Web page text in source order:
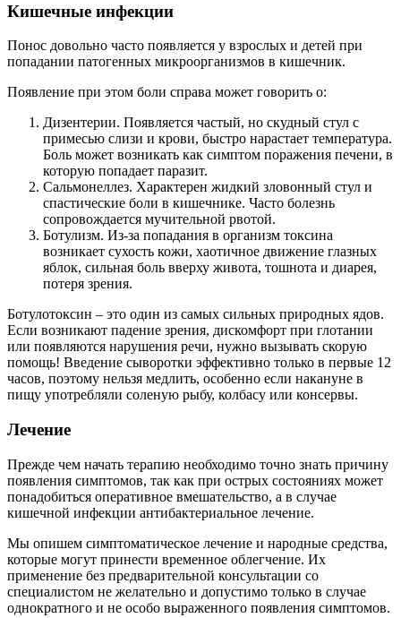
Кишечные инфекции
Понос довольно часто появляется у взрослых и детей при
попадании патогенных микроорганизмов в кишечник.
Появление при этом боли справа может говорить о:
Дизентерии. Появляется частый, но скудный стул с
примесью слизи и крови, быстро нарастает температура.
Боль может возникать как симптом поражения печени, в
которую попадает паразит.
Сальмонеллез. Характерен жидкий зловонный стул и
спастические боли в кишечнике. Часто болезнь
сопровождается мучительной рвотой.
Ботулизм. Из-за попадания в организм токсина
возникает сухость кожи, хаотичное движение глазных
яблок, сильная боль вверху живота, тошнота и диарея,
потеря зрения.
Ботулотоксин – это один из самых сильных природных ядов.
Если возникают падение зрения, дискомфорт при глотании
или появляются нарушения речи, нужно вызывать скорую
помощь! Введение сыворотки эффективно только в первые 12
часов, поэтому нельзя медлить, особенно если накануне в
пищу употребляли соленую рыбу, колбасу или консервы.
Лечение
Прежде чем начать терапию необходимо точно знать причину
появления симптомов, так как при острых состояниях может
понадобиться оперативное вмешательство, а в случае
кишечной инфекции антибактериальное лечение.
Мы опишем симптоматическое лечение и народные средства,
которые могут принести временное облегчение. Их
применение без предварительной консультации со
специалистом не желательно и допустимо только в случае
однократного и не особо выраженного появления симптомов.